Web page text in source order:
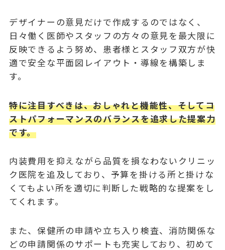
デザイナーの意見だけで作成するのではなく、
日々働く医師やスタッフの方々の意見を最大限に
反映できるよう努め、患者様とスタッフ双方が快
適で安全な平面図レイアウト・導線を構築しま
す。
特に注目すべきは、おしゃれと機能性、そしてコ
ストパフォーマンスのバランスを追求した提案力
です。
内装費用を抑えながら品質を損なわないクリニッ
ク医院を追及しており、予算を掛ける所と掛けな
くてもよい所を適切に判断した戦略的な提案をし
てくれます。
また、保健所の申請や立ち入り検査、消防関係な
どの申請関係のサポートも充実しており、初めて